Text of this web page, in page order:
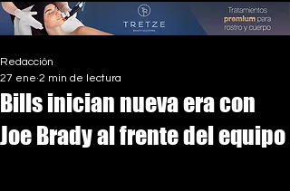
Bills inician nueva era con
Joe Brady al frente del equipo
Redacción
27 ene 2 min de lectura